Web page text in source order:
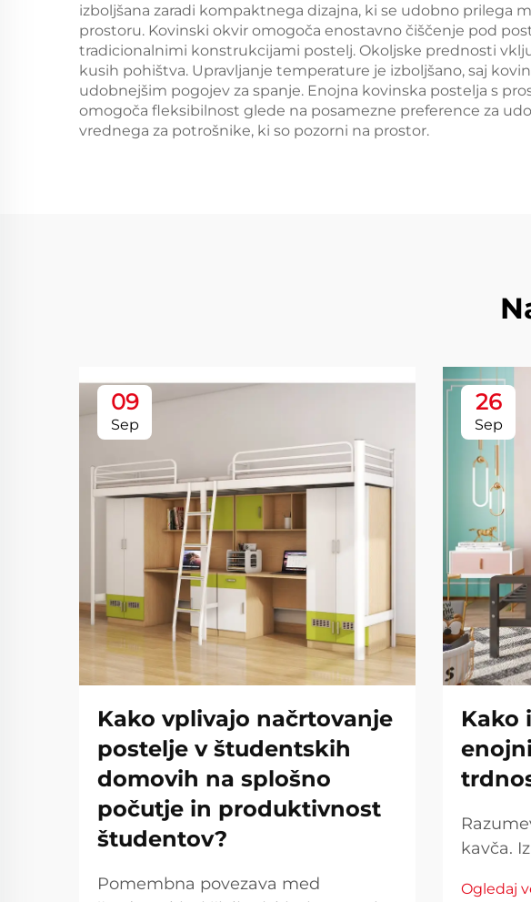
izboljšana zaradi kompaktnega dizajna, ki se udobno prilega
prostoru. Kovinski okvir omogoča enostavno čiščenje pod
tradicionalnimi konstrukcijami postelj. Okoljske prednosti
kusih pohištva. Upravljanje temperature je izboljšano, saj
udobnejšim pogojev za spanje. Enojna kovinska postelja s
omogoča fleksibilnost glede na posamezne preference za
vrednega za potrošnike, ki so pozorni na prostor.
09
Sep
Kako vplivajo načrtovanje
postelje v študentskih
domovih na splošno
počutje in produktivnost
študentov?
Pomembna povezava med
26
Sep
Kako
kavča.
vaše
Ogledaj